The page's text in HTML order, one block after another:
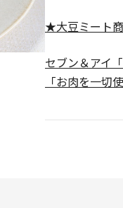
★大豆ミート
セブン＆アイ
「お肉を一切